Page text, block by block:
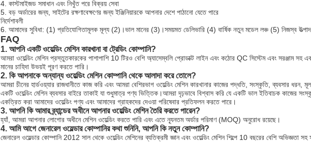
4. কাস্টমাইজড সমাধান এবং নিখুঁত পরে বিক্রয় সেবা
5. বড় অর্ডারের জন্য, সাইটের রক্ষণাবেক্ষণের জন্য ইঞ্জিনিয়ারকে আপনার দেশে পাঠানো যেতে পারে
নির্দেশাবলী
6. আমাদের সুবিধা: (1) প্রতিযোগিতামূলক মূল্য (2)।ভাল মানের (3)।সময়মত ডেলিভারি (4) বার্ষিক নতুন মডেল লঞ্চ (5) নিজস্ব
FAQ
1. আপনি একটি ওয়েল্ডিং মেশিন কারখানা বা ট্রেডিং কোম্পানি?
আমরা ওয়েল্ডিং মেশিন প্রস্তুতকারকের পাশাপাশি 10 টিরও বেশি অ্যাসেম্বলি প্রোডাক্ট লাইন এবং কঠোর QC সিস্টেম এবং সরঞ্জাম সহ
মানের চাহিদা উভয়ই পূরণ করতে পারি।
2. কি আপনাকে অন্যান্য ওয়েল্ডিং মেশিন কোম্পানি থেকে আলাদা করে তোলে?
আমরা চীনের হার্ডওয়্যার রাজধানীতে কাজ করি এবং আমরা বেশিরভাগ ওয়েল্ডিং মেশিন কারখানার কাজের পদ্ধতি, সংস্কৃতি, ব্যবসার ধরন,
একটি ওয়েল্ডিং মেশিন ব্যবসার বাইরে তাকাই যা শুধুমাত্র পণ্য ভিত্তিক।আমরা দৃঢ়ভাবে বিশ্বাস করি যে একটি ভাল ইতিবাচক কাজের
একত্রিত করা আমাদের ওয়েল্ডিং পণ্য এবং আমাদের গ্রাহকদের দেওয়া পরিষেবার প্রতিফলন করতে পারে।
3. আপনি কি আমার ব্র্যান্ডের অধীনে আপনার ওয়েল্ডিং মেশিন তৈরি করতে পারেন?
হ্যাঁ, আমরা আপনার লোগোর অধীনে মেশিন ওয়েল্ডিং করতে পারি এবং এতে ন্যূনতম অর্ডার পরিমাণ (MOQ) অনুরোধ রয়েছে।
4. আমি আগে জেনারেল ওয়েল্ডার কোম্পানির কথা শুনিনি, আপনি কি নতুন কোম্পানি?
জেনারেল ওয়েল্ডার কোম্পানি 2012 সাল থেকে ওয়েল্ডিং মেশিনের ব্যতিক্রমী জ্ঞান এবং ওয়েল্ডিং মেশিন শিল্পে 10 বছরের বেশি অভিজ্ঞতা